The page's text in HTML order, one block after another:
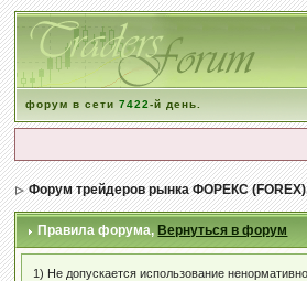
форум в сети7422-й день.
Форум трейдеров рынка ФОРЕКС
Правила форума, Вернуться в форум
1) Не допускается использование